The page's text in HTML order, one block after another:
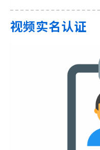
视频实名认证